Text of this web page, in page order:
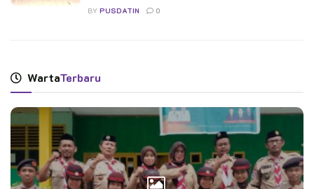
BY PUSDATIN 0
WartaTerbaru